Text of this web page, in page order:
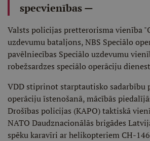
specvienības —
Valsts policijas pretterorisma vienība
uzdevumu bataljons, NBS Speciālo
pavēlniecības Speciālo uzdevumu
robežsardzes speciālo operāciju
VDD stiprinot starptautisko sadarbību
operāciju īstenošanā, mācībās
Drošības policijas (KAPO) taktiskā
NATO Daudznacionālās brigādes
spēku karavīri ar helikopteriem CH-